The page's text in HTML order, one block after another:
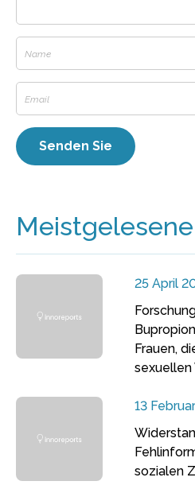
25 April
Frauen,
sexuellen
13
sozialen